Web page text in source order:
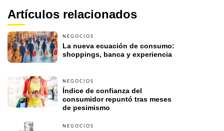
Artículos relacionados
NEGOCIOS
La nueva ecuación de consumo:
shoppings, banca y experiencia
NEGOCIOS
Índice de confianza del
consumidor repuntó tras meses
de pesimismo
NEGOCIOS